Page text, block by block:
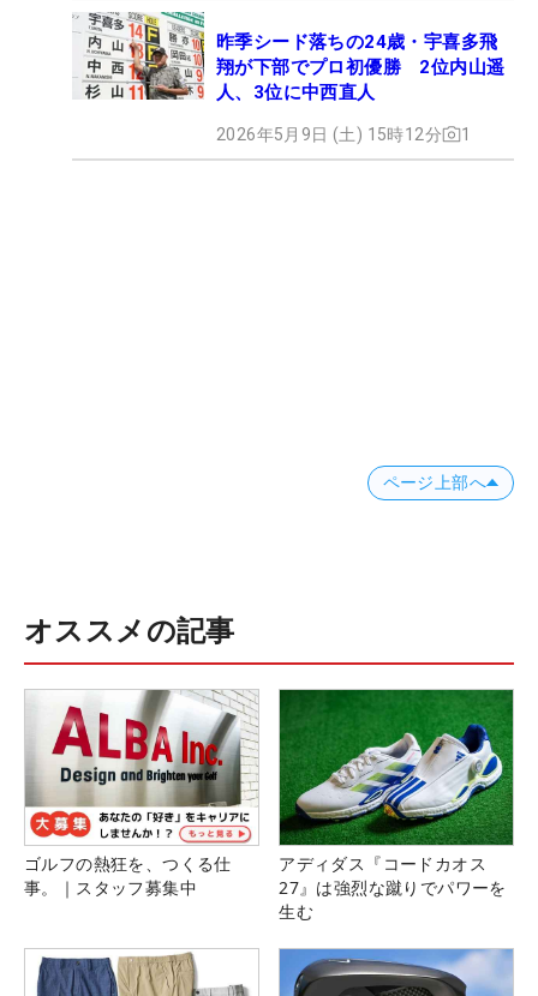
昨季シード落ちの24歳・宇喜多飛
翔が下部でプロ初優勝 2位内山遥
人、3位に中西直人
2026年5月9日 (土) 15時12分 1
ページ上部へ
オススメの記事
ゴルフの熱狂を、つくる仕
事。｜スタッフ募集中
アディダス『コードカオス
27』は強烈な蹴りでパワーを
生む